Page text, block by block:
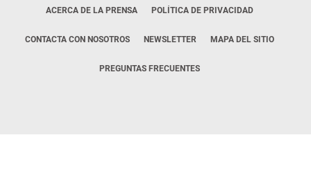
ACERCA DE LA PRENSA POLÍTICA DE PRIVACIDAD
CONTACTA CON NOSOTROS NEWSLETTER MAPA DEL SITIO
PREGUNTAS FRECUENTES